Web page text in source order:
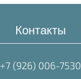
Контакты
+7 (926) 006-7530